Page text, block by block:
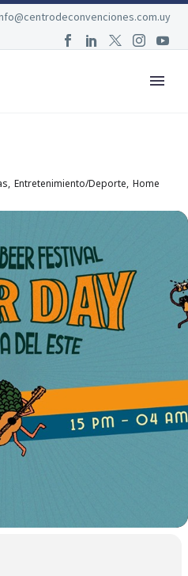
Entretenimiento/Deporte, Home